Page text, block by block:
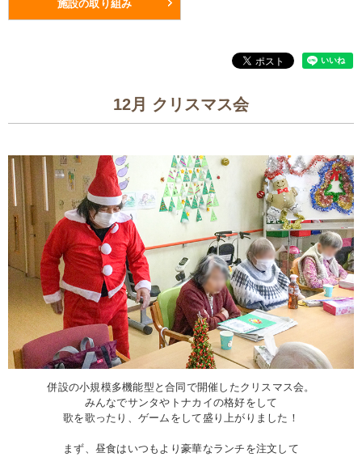
施設の取り組み
12月 クリスマス会
併設の小規模多機能型と合同で開催したクリスマス会。
みんなでサンタやトナカイの格好をして
歌を歌ったり、ゲームをして盛り上がりました！
まず、昼食はいつもより豪華なランチを注文して